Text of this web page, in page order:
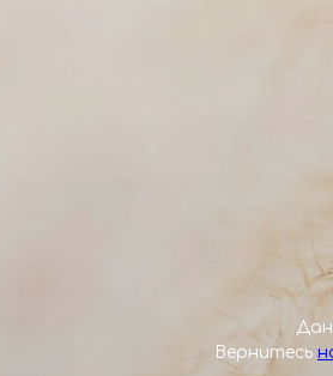
Вернитесь